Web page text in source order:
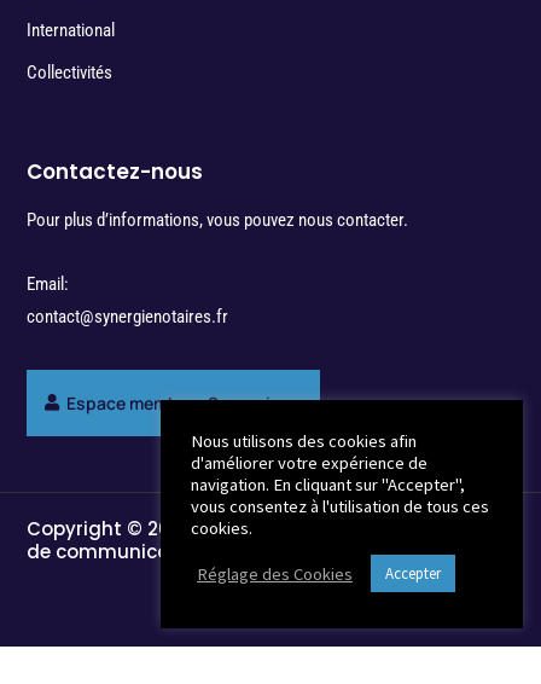
International
Collectivités
Contactez-nous
Pour plus d’informations, vous pouvez nous contacter.
Email:
contact@synergienotaires.fr
Espace membres Synergie
Copyright © 2022 - Break-Out Company - Agence
de communication
Nous utilisons des cookies afin
d'améliorer votre expérience de
navigation. En cliquant sur "Accepter",
vous consentez à l'utilisation de tous ces
cookies.
Réglage des Cookies Accepter